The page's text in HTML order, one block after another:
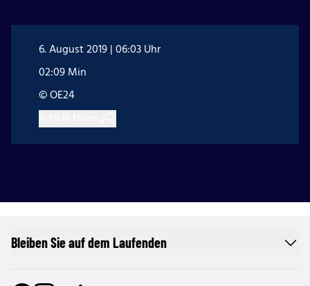
6. August 2019 | 06:03 Uhr
02:09 Min
© OE24
Bleiben Sie auf dem Laufenden